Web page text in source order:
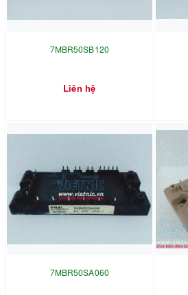
7MBR50SB120
Liên hệ
7MBR50SA060